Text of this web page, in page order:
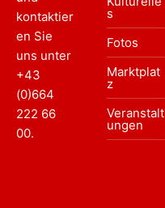
kontaktier
en Sie
uns unter
+43
(0)664
222 66
00.
s
Fotos
Marktplat
z
Veranstalt
ungen